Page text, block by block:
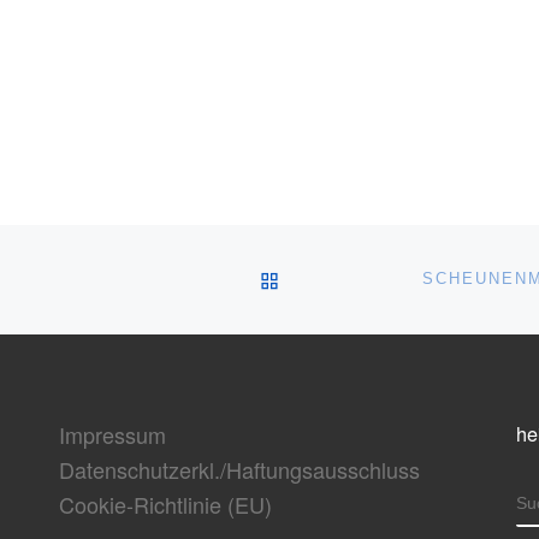
ZURÜCK ZUR
Impressum
Datenschutzerkl./Haftungsausschluss
Cookie-Richtlinie (EU)